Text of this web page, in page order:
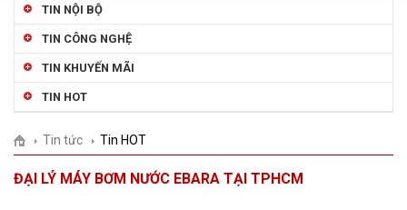
TIN NỘI BỘ
TIN CÔNG NGHỆ
TIN KHUYẾN MÃI
TIN HOT
Tin tức Tin HOT
ĐẠI LÝ MÁY BƠM NƯỚC EBARA TẠI TPHCM